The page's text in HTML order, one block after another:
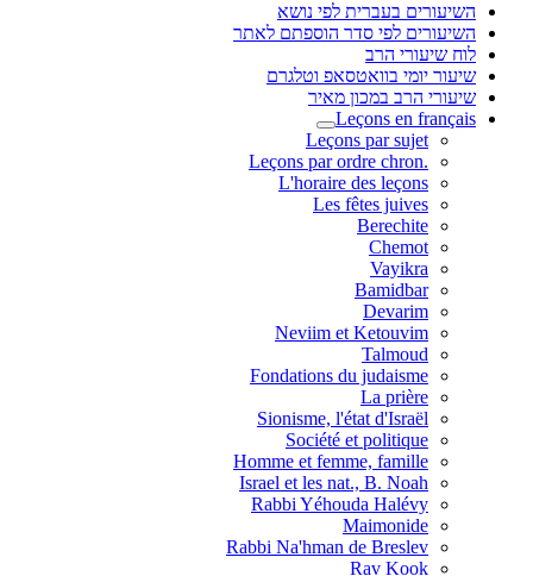
השיעורים בעברית לפי נושא
השיעורים לפי סדר הוספתם לאתר
לוח שיעורי הרב
שיעור יומי בוואטסאפ וטלגרם
שיעורי הרב במכון מאיר
Leçons en français
Leçons par sujet
.Leçons par ordre chron
L'horaire des leçons
Les fêtes juives
Berechite
Chemot
Vayikra
Bamidbar
Devarim
Neviim et Ketouvim
Talmoud
Fondations du judaisme
La prière
Sionisme, l'état d'Israël
Société et politique
Homme et femme, famille
Israel et les nat., B. Noah
Rabbi Yéhouda Halévy
Maimonide
Rabbi Na'hman de Breslev
Rav Kook